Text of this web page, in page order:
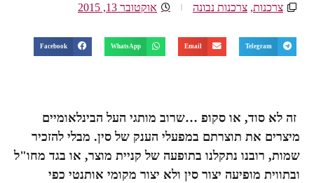
צרכנות,צרכנות נבונה אוקטובר 13, 2015
Telegram
Email
WhatsApp
Facebook
זה לא סוד, או סקופ …שרוב מותגי העל הבינלאומיים
מיצרים את תוצרתם במפעלי הענק של סין. מבלי להזכיר
שמות, רובנו נתקלנו בתופעה של קניית מוצר, או בגד מחו"ל
ובתווית מופיעה יצור סין ולא יצור מקומי אותנטי כפי